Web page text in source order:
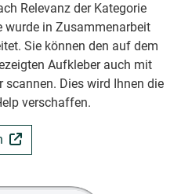
Relevanz der Kategorie
wurde in Zusammenarbeit
Sie können den auf dem
Aufkleber auch mit
scannen. Dies wird Ihnen die
verschaffen.